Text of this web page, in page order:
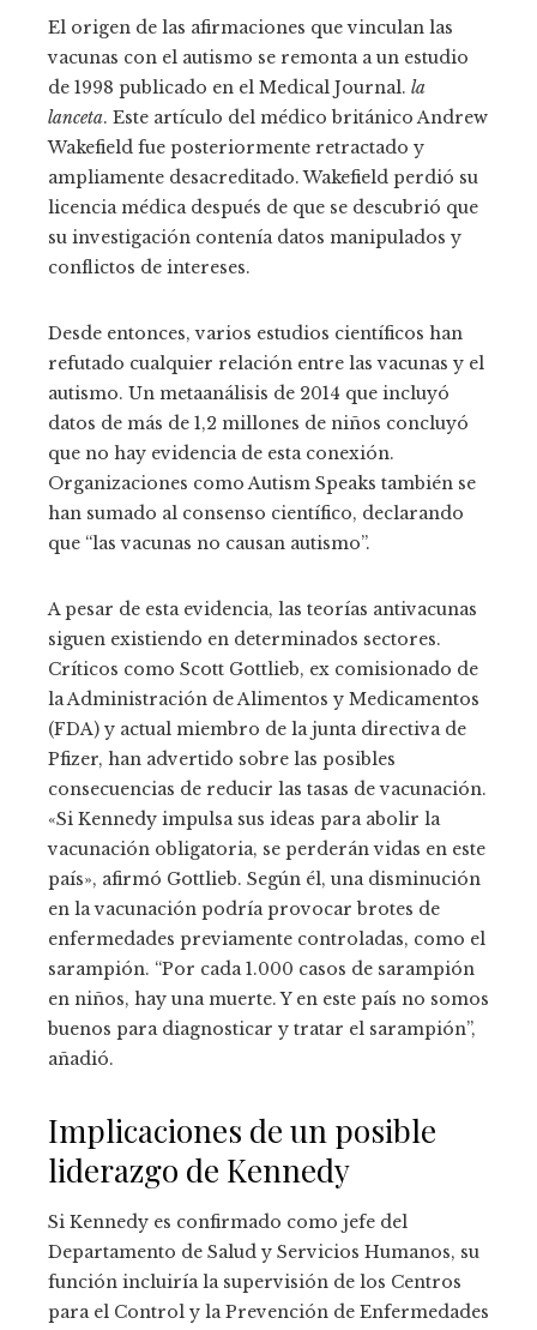
El origen de las afirmaciones que vinculan las
vacunas con el autismo se remonta a un estudio
de 1998 publicado en el Medical Journal. la
lanceta. Este artículo del médico británico Andrew
Wakefield fue posteriormente retractado y
ampliamente desacreditado. Wakefield perdió su
licencia médica después de que se descubrió que
su investigación contenía datos manipulados y
conflictos de intereses.
Desde entonces, varios estudios científicos han
refutado cualquier relación entre las vacunas y el
autismo. Un metaanálisis de 2014 que incluyó
datos de más de 1,2 millones de niños concluyó
que no hay evidencia de esta conexión.
Organizaciones como Autism Speaks también se
han sumado al consenso científico, declarando
que “las vacunas no causan autismo”.
A pesar de esta evidencia, las teorías antivacunas
siguen existiendo en determinados sectores.
Críticos como Scott Gottlieb, ex comisionado de
la Administración de Alimentos y Medicamentos
(FDA) y actual miembro de la junta directiva de
Pfizer, han advertido sobre las posibles
consecuencias de reducir las tasas de vacunación.
«Si Kennedy impulsa sus ideas para abolir la
vacunación obligatoria, se perderán vidas en este
país», afirmó Gottlieb. Según él, una disminución
en la vacunación podría provocar brotes de
enfermedades previamente controladas, como el
sarampión. “Por cada 1.000 casos de sarampión
en niños, hay una muerte. Y en este país no somos
buenos para diagnosticar y tratar el sarampión”,
añadió.
Implicaciones de un posible
liderazgo de Kennedy
Si Kennedy es confirmado como jefe del
Departamento de Salud y Servicios Humanos, su
función incluiría la supervisión de los Centros
para el Control y la Prevención de Enfermedades